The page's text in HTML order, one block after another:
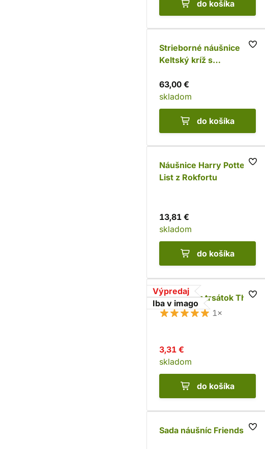
do košíka
Strieborné náušnice
Keltský kríž s
63,00 €
skladom
do košíka
Náušnice Harry Potter -
List z Rokfortu
13,81 €
skladom
do košíka
Výpredaj
Iba v imago
Náušnice z trsátok Thor
1×
3,31 €
skladom
do košíka
Sada náušníc Friends